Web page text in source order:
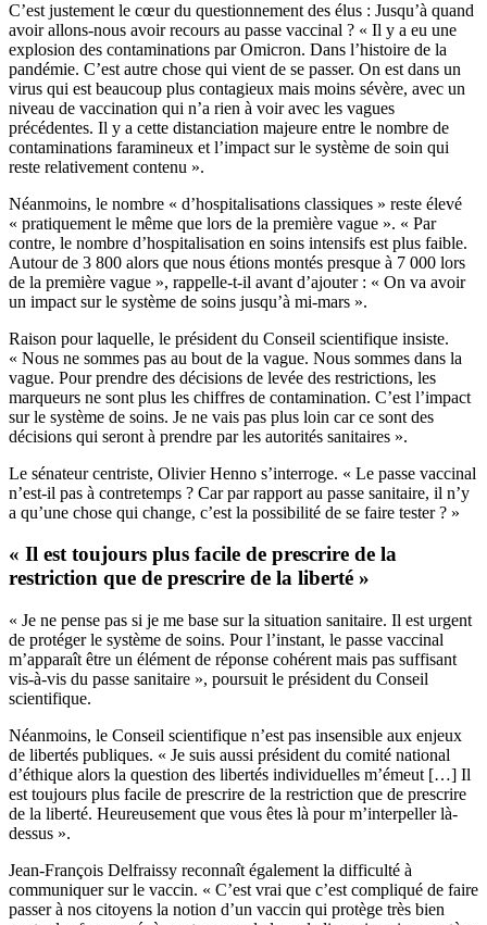
C’est justement le cœur du questionnement des élus : Jusqu’à quand
avoir allons-nous avoir recours au passe vaccinal ? « Il y a eu une
explosion des contaminations par Omicron. Dans l’histoire de la
pandémie. C’est autre chose qui vient de se passer. On est dans un
virus qui est beaucoup plus contagieux mais moins sévère, avec un
niveau de vaccination qui n’a rien à voir avec les vagues
précédentes. Il y a cette distanciation majeure entre le nombre de
contaminations faramineux et l’impact sur le système de soin qui
reste relativement contenu ».
Néanmoins, le nombre « d’hospitalisations classiques » reste élevé
« pratiquement le même que lors de la première vague ». « Par
contre, le nombre d’hospitalisation en soins intensifs est plus faible.
Autour de 3 800 alors que nous étions montés presque à 7 000 lors
de la première vague », rappelle-t-il avant d’ajouter : « On va avoir
un impact sur le système de soins jusqu’à mi-mars ».
Raison pour laquelle, le président du Conseil scientifique insiste.
« Nous ne sommes pas au bout de la vague. Nous sommes dans la
vague. Pour prendre des décisions de levée des restrictions, les
marqueurs ne sont plus les chiffres de contamination. C’est l’impact
sur le système de soins. Je ne vais pas plus loin car ce sont des
décisions qui seront à prendre par les autorités sanitaires ».
Le sénateur centriste, Olivier Henno s’interroge. « Le passe vaccinal
n’est-il pas à contretemps ? Car par rapport au passe sanitaire, il n’y
a qu’une chose qui change, c’est la possibilité de se faire tester ? »
« Il est toujours plus facile de prescrire de la
restriction que de prescrire de la liberté »
« Je ne pense pas si je me base sur la situation sanitaire. Il est urgent
de protéger le système de soins. Pour l’instant, le passe vaccinal
m’apparaît être un élément de réponse cohérent mais pas suffisant
vis-à-vis du passe sanitaire », poursuit le président du Conseil
scientifique.
Néanmoins, le Conseil scientifique n’est pas insensible aux enjeux
de libertés publiques. « Je suis aussi président du comité national
d’éthique alors la question des libertés individuelles m’émeut […] Il
est toujours plus facile de prescrire de la restriction que de prescrire
de la liberté. Heureusement que vous êtes là pour m’interpeller là-
dessus ».
Jean-François Delfraissy reconnaît également la difficulté à
communiquer sur le vaccin. « C’est vrai que c’est compliqué de faire
passer à nos citoyens la notion d’un vaccin qui protège très bien